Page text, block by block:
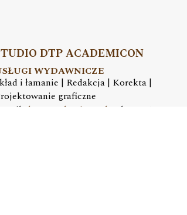
DTP ACADEMICON
WYDAWNICZE
i łamanie | Redakcja | Korekta |
graficzne
e-mail: dtp@academicon.pl , tel.: +48 603 072 530